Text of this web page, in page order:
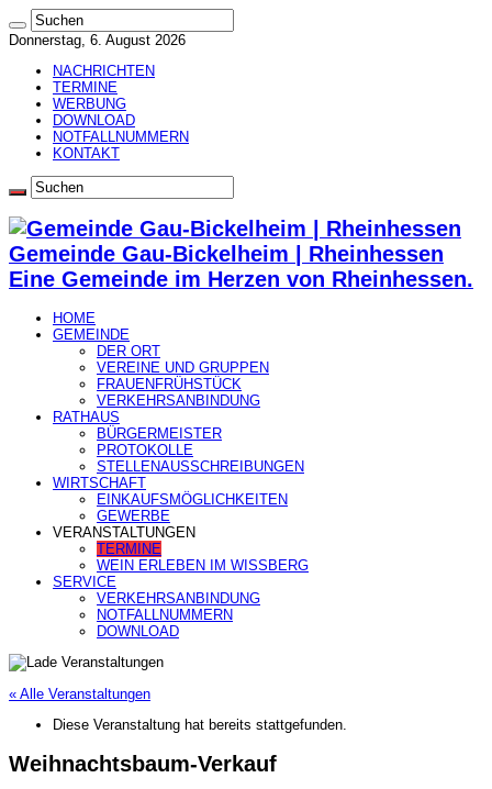
Donnerstag, 6. August 2026
NACHRICHTEN
TERMINE
WERBUNG
DOWNLOAD
NOTFALLNUMMERN
KONTAKT
Gemeinde Gau-Bickelheim | Rheinhessen
Eine Gemeinde im Herzen von Rheinhessen.
HOME
GEMEINDE
DER ORT
VEREINE UND GRUPPEN
FRAUENFRÜHSTÜCK
VERKEHRSANBINDUNG
RATHAUS
BÜRGERMEISTER
PROTOKOLLE
STELLENAUSSCHREIBUNGEN
WIRTSCHAFT
EINKAUFSMÖGLICHKEITEN
GEWERBE
VERANSTALTUNGEN
TERMINE
WEIN ERLEBEN IM WISSBERG
SERVICE
VERKEHRSANBINDUNG
NOTFALLNUMMERN
DOWNLOAD
« Alle Veranstaltungen
Diese Veranstaltung hat bereits stattgefunden.
Weihnachtsbaum-Verkauf